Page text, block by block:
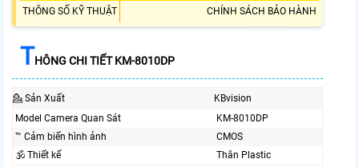
THÔNG SỐ KỸ THUẬT CHÍNH SÁCH BẢO HÀNH
THÔNG CHI TIẾT KM-8010DP
💁 Sản Xuất
KBvision
Model Camera Quan Sát
KM-8010DP
™️ Cảm biến hình ảnh
CMOS
🕉️ Thiết kế
Thân Plastic